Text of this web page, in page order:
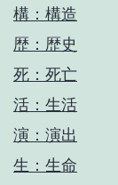
構：構造
歴：歴史
死：死亡
活：生活
演：演出
生：生命